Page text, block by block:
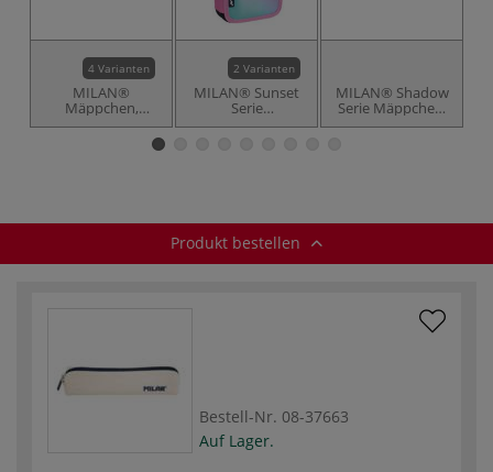
4 Varianten
MILAN®
Mäppchen,
rechteckig mit 2
Reißverschlüssen
2 Varianten
MILAN® Sunset
Serie
Doppelmäppchen,
MILAN® Shadow
Serie Mäppchen,
oval
Produkt bestellen
Bestell-Nr. 08-37663
Auf Lager.